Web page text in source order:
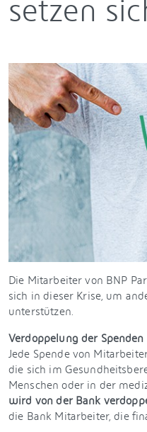
setzen
Die Mitarbeiter von BNP
sich in dieser Krise, um
unterstützen.
Verdoppelung der Spenden
Jede Spende von
die sich im
Menschen oder in der
wird von der Bank
die Bank Mitarbeiter, die